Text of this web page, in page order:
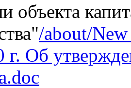
объекта
/about/
г. Об